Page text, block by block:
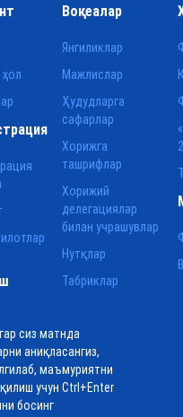
Воқеалар
Янгиликлар
Мажлислар
Ҳудудларга
сафарлар
Хорижга
ташрифлар
Хорижий
делегациялар
билан учрашувлар
Нутқлар
Табриклар
сиз матнда
аниқласангиз,
маъмуриятни
учун Ctrl+Enter
босинг